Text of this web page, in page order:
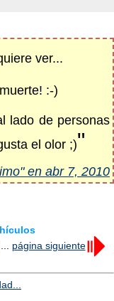
ver...
:-)
lado de personas
el olor ;)"
en abr 7, 2010
página siguiente